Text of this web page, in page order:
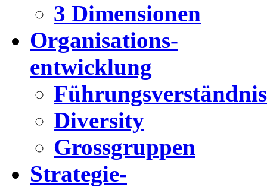
3 Dimensionen
Organisations-
entwicklung
Führungsverständnis
Diversity
Grossgruppen
Strategie-